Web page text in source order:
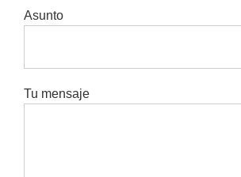
Asunto
Tu mensaje